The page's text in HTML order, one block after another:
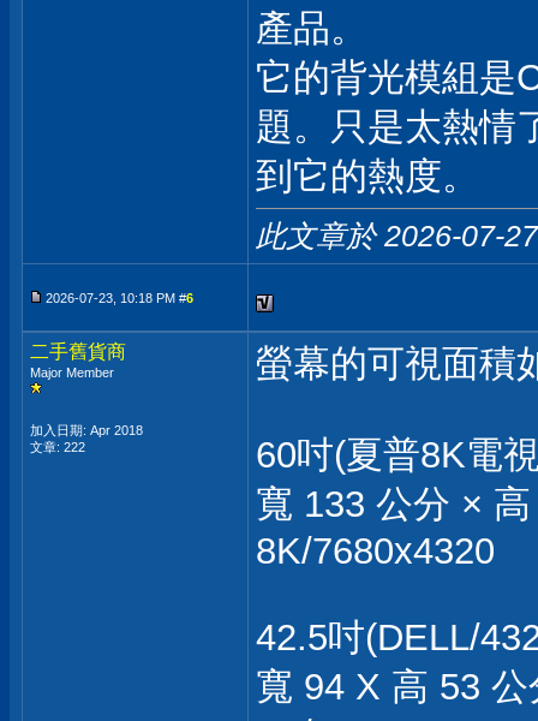
產品。
它的背光模組是
題。只是太熱情
到它的熱度。
此文章於 2026-07-
2026-07-23, 10:18 PM #6
二手舊貨商
Major Member
加入日期: Apr 2018
文章: 222
螢幕的可視面積
60吋(夏普8K電
寬 133 公分 ×
8K/7680x4320
42.5吋(DELL/
寬 94 X 高 53 公